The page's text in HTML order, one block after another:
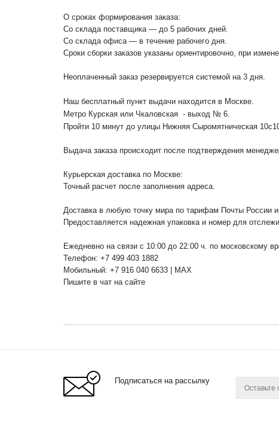
О сроках формирования заказа:
Со склада поставщика — до 5 рабочих дней.
Со склада офиса — в течение рабочего дня.
Сроки сборки заказов указаны ориентировочно, при
Неоплаченный заказ резервируется системой на 3 дня.
Наш бесплатный пункт выдачи находится в Москве.
Метро Курская или Чкаловская - выход № 6.
Пройти 10 минут до улицы Нижняя Сыромятническая
Выдача заказа происходит после подтверждения
Курьерская доставка по Москве:
Точный расчет после заполнения адреса.
Доставка в любую точку мира по тарифам Почты России
Предоставляется надежная упаковка и номер для
Ежедневно на связи с 10:00 до 22:00 ч. по московскому
Телефон: +7 499 403 1882
Мобильный: +7 916 040 6633 | MAX
Пишите в чат на сайте
Подписаться на рассылку